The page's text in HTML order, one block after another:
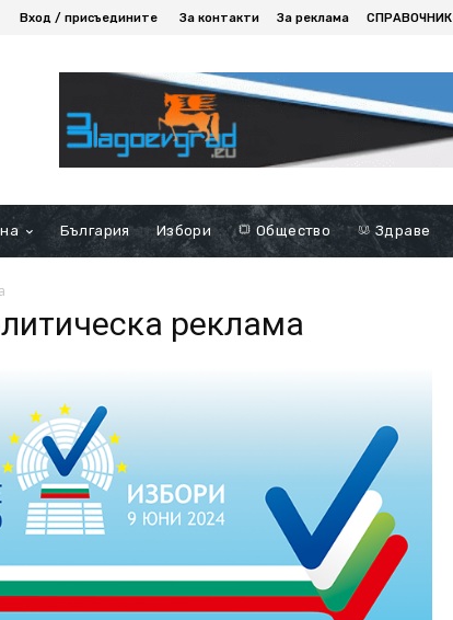
Вход / присъедините За контакти За реклама СПРАВОЧНИК
България Избори Общество Здраве
реклама